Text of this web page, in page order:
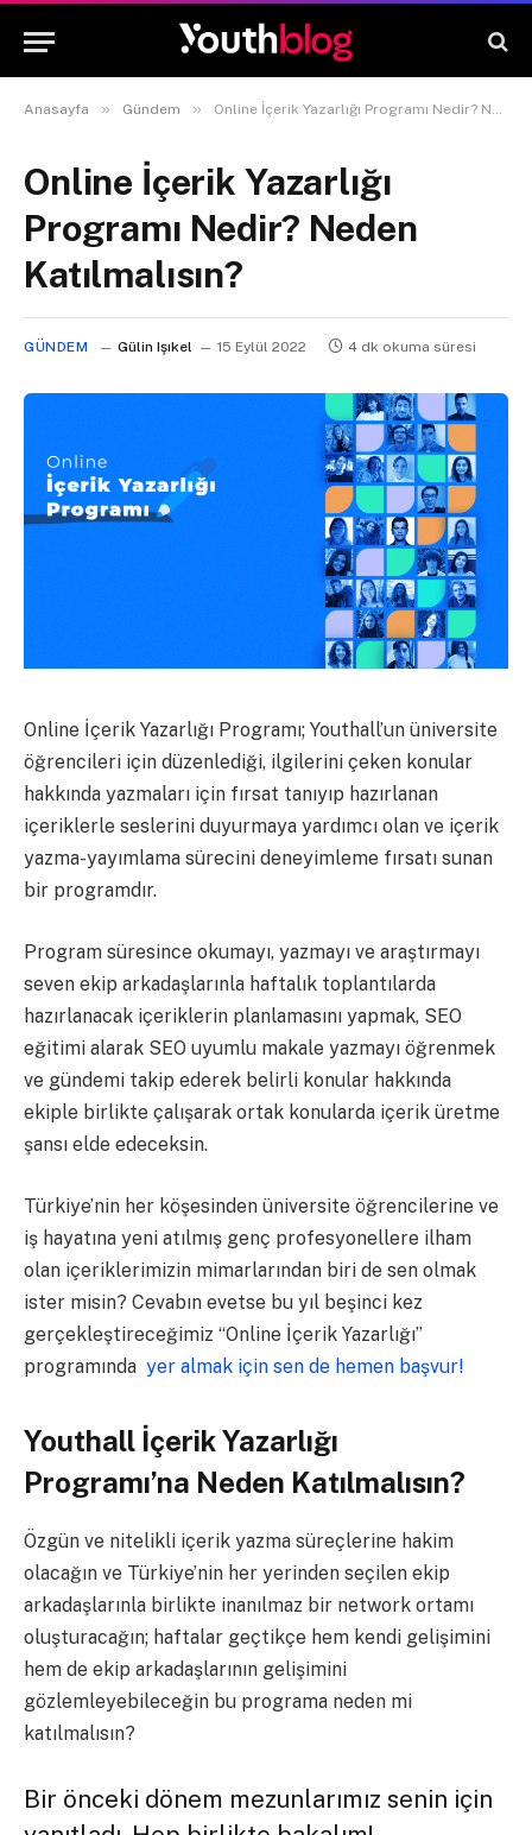
Anasayfa » Gündem » Online İçerik Yazarlığı Programı Nedir? Neden Katılmalısın?
Online İçerik Yazarlığı
Programı Nedir? Neden
Katılmalısın?
GÜNDEM Gülin Işıkel 15 Eylül 2022 4 dk okuma süresi
Online İçerik Yazarlığı Programı; Youthall’un üniversite
öğrencileri için düzenlediği, ilgilerini çeken konular
hakkında yazmaları için fırsat tanıyıp hazırlanan
içeriklerle seslerini duyurmaya yardımcı olan ve içerik
yazma-yayımlama sürecini deneyimleme fırsatı sunan
bir programdır.
Program süresince okumayı, yazmayı ve araştırmayı
seven ekip arkadaşlarınla haftalık toplantılarda
hazırlanacak içeriklerin planlamasını yapmak, SEO
eğitimi alarak SEO uyumlu makale yazmayı öğrenmek
ve gündemi takip ederek belirli konular hakkında
ekiple birlikte çalışarak ortak konularda içerik üretme
şansı elde edeceksin.
Türkiye’nin her köşesinden üniversite öğrencilerine ve
iş hayatına yeni atılmış genç profesyonellere ilham
olan içeriklerimizin mimarlarından biri de sen olmak
ister misin? Cevabın evetse bu yıl beşinci kez
gerçekleştireceğimiz “Online İçerik Yazarlığı”
programında yer almak için sen de hemen başvur!
Youthall İçerik Yazarlığı
Programı’na Neden Katılmalısın?
Özgün ve nitelikli içerik yazma süreçlerine hakim
olacağın ve Türkiye’nin her yerinden seçilen ekip
arkadaşlarınla birlikte inanılmaz bir network ortamı
oluşturacağın; haftalar geçtikçe hem kendi gelişimini
hem de ekip arkadaşlarının gelişimini
gözlemleyebileceğin bu programa neden mi
katılmalısın?
Bir önceki dönem mezunlarımız senin için